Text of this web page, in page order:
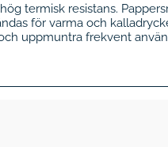
termisk resistans.
för varma och
uppmuntra frekvent